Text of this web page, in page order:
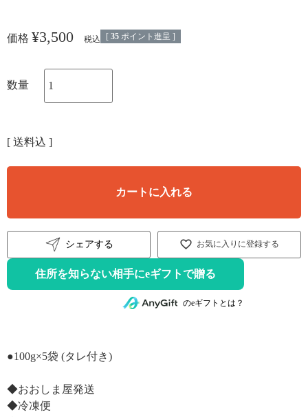
価格 ¥3,500 税込 [ 35 ポイント進呈 ]
送料込
お気に入りに登録する
カートに入れる
住所を知らない相手にeギフトで贈る
のeギフトとは？
シェアする
●100g×5袋 (タレ付き)
◆おおしま屋発送
◆冷凍便